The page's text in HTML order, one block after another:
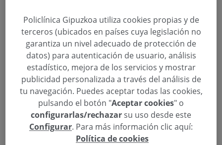
“Los problemas digestivos más habituales de
verano suelen estar relacionados con hábitos
alimenticios e higiene alimentaria.En verano
aumentan los problemas gastrointestinales
como el estreñimiento, pesadez, acidez,
digestiones lentas o malas digestiones e
intoxicaciones alimentarias”, asegura Eider
Sánchez,nutricionista de Policlínica Gipuzkoa,
quien nos da unas pautas para prevenirlos, “
Policlínica Gipuzkoa utiliza cookies propias y de
terceros (ubicados en países cuya legislación no
garantiza un nivel adecuado de protección de
datos) para autenticación de usuario, análisis
estadístico, mejora de los servicios y mostrar
publicidad personalizada a través del análisis de
tu navegación. Puedes aceptar todas las cookies,
pulsando el botón "Aceptar cookies" o
configurarlas/rechazarsu uso desde este
Configurar. Para más información clic aquí:
Política de cookies